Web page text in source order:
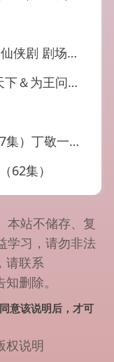
剧场高清画质
问鼎（68集）
敬一＆袁雨涵
62集）
本站不储存、复
学习，请勿非法
请联系
删除。
意该说明后，才可
权说明